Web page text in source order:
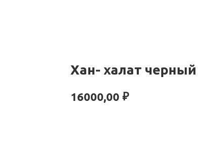
Хан- халат черный
16000,00 ₽